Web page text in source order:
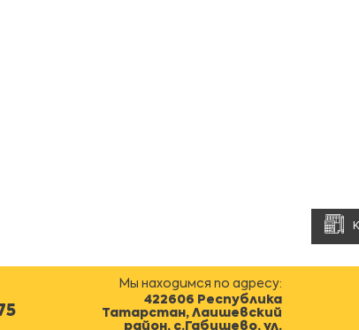
Мы находимся по адресу:
422606 Республика
Татарстан, Лаишевский
район, с.Габишево, ул.